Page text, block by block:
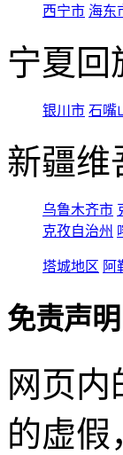
西宁市 海东
宁夏回
银川市 石嘴
新疆维
乌鲁木齐市
克孜自治州
塔城地区 阿
免责声明
网页
的虚假